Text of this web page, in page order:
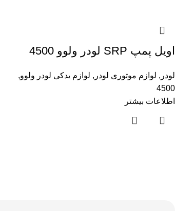
اویل پمپ SRP لودر ولوو 4500
لودر , لوازم موتوری لودر , لوازم یدکی لودر ولوو,
4500
اطلاعات بیشتر